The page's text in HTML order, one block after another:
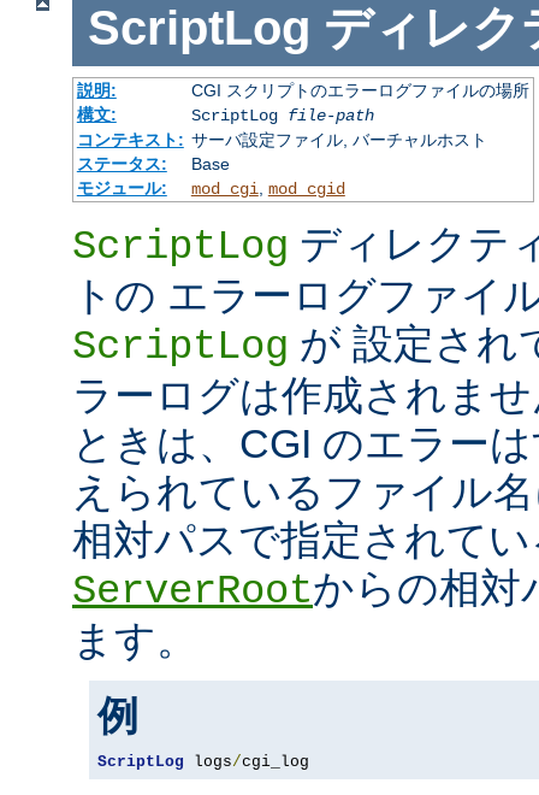
ScriptLog ディレク
説明:
CGI スクリプトのエラーログファイルの場所
構文:
ScriptLog file-path
コンテキスト: サーバ設定ファイル, バーチャルホスト
ステータス:
Base
モジュール:
mod_cgi mod_cgid
ScriptLog ディレクテ
トの エラーログファイ
ScriptLog が 設定され
ラーログは作成されま
ときは、CGI のエラー
えられているファイル
相対パスで指定されて
ServerRootからの相対
ます。
例
ScriptLog logs/cgi_log